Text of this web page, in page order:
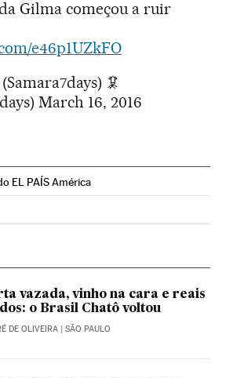
Gilma começou a ruir
e46p1UZkFO
🦑
March 16, 2016
EL PAÍS América
en Instagram
vazada, vinho na cara e reais
o Brasil Chatô voltou
DE OLIVEIRA | SÃO PAULO